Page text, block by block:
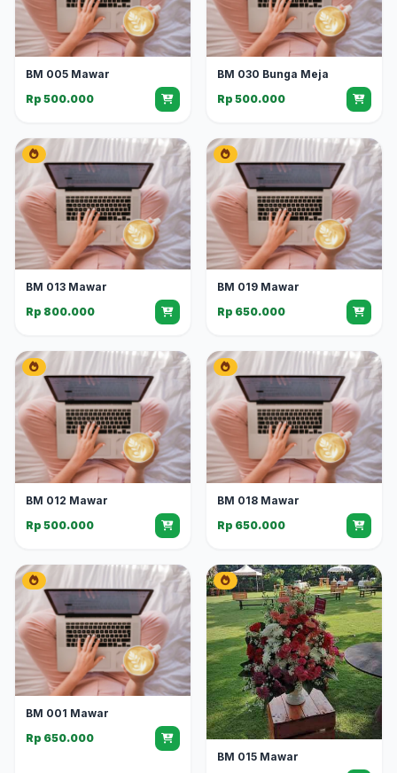
BM 005 Mawar
Rp 500.000
BM 030 Bunga Meja
Rp 500.000
BM 013 Mawar
Rp 800.000
BM 019 Mawar
Rp 650.000
BM 012 Mawar
Rp 500.000
BM 018 Mawar
Rp 650.000
BM 001 Mawar
Rp 650.000
BM 015 Mawar